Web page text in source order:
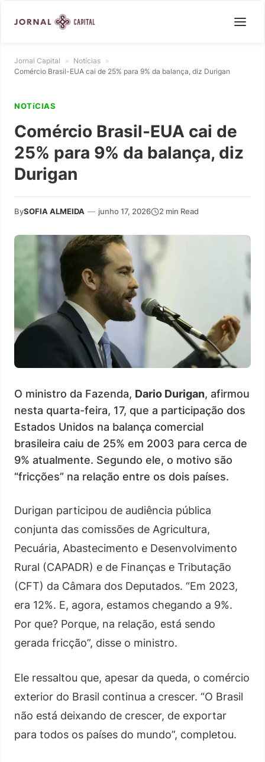
Jornal Capital » Notícias »
Comércio Brasil-EUA cai de 25% para 9% da balança, diz Durigan
NOTíCIAS
Comércio Brasil-EUA cai de
25% para 9% da balança, diz
Durigan
BySOFIA ALMEIDA — junho 17, 2026 2 min Read
O ministro da Fazenda, Dario Durigan, afirmou
nesta quarta-feira, 17, que a participação dos
Estados Unidos na balança comercial
brasileira caiu de 25% em 2003 para cerca de
9% atualmente. Segundo ele, o motivo são
“fricções” na relação entre os dois países.
Durigan participou de audiência pública
conjunta das comissões de Agricultura,
Pecuária, Abastecimento e Desenvolvimento
Rural (CAPADR) e de Finanças e Tributação
(CFT) da Câmara dos Deputados. “Em 2023,
era 12%. E, agora, estamos chegando a 9%.
Por que? Porque, na relação, está sendo
gerada fricção”, disse o ministro.
Ele ressaltou que, apesar da queda, o comércio
exterior do Brasil continua a crescer. “O Brasil
não está deixando de crescer, de exportar
para todos os países do mundo”, completou.